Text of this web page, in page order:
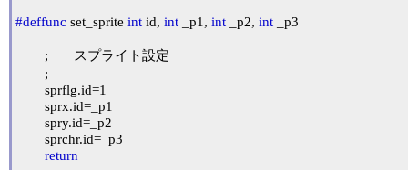
#deffunc set_sprite int id, int _p1, int _p2, int _p3
return